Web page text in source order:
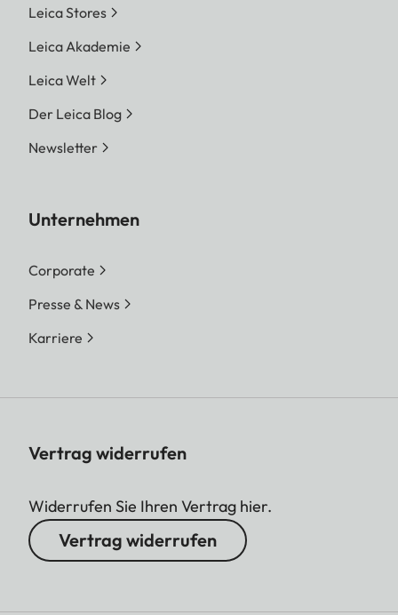
Leica Stores
Leica Akademie
Leica Welt
Der Leica Blog
Newsletter
Unternehmen
Corporate
Presse & News
Karriere
Vertrag widerrufen
Widerrufen Sie Ihren Vertrag hier.
Vertrag widerrufen